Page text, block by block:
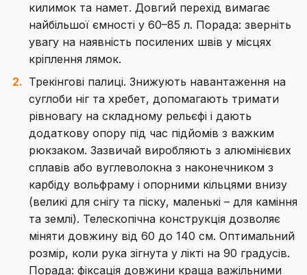
килимок та намет. Довгий перехід вимагає
найбільшої ємності у 60–85 л. Порада: зверніть
увагу на наявність посилених швів у місцях
кріплення лямок.
Трекінгові палиці. Знижують навантаження на
суглоби ніг та хребет, допомагають тримати
рівновагу на складному рельєфі і дають
додаткову опору під час підйомів з важким
рюкзаком. Зазвичай виробляють з алюмінієвих
сплавів або вуглеволокна з наконечником з
карбіду вольфраму і опорними кільцями внизу
(великі для снігу та піску, маленькі – для каміння
та землі). Телескопічна конструкція дозволяє
міняти довжину від 60 до 140 см. Оптимальний
розмір, коли рука зігнута у лікті на 90 градусів.
Порада: фіксація довжини краща важільними